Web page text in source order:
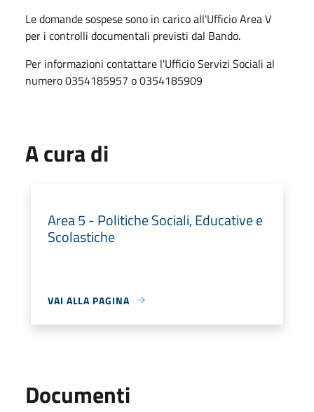
Le domande sospese sono in carico all'Ufficio Area V
per i controlli documentali previsti dal Bando.
Per informazioni contattare l'Ufficio Servizi Sociali al
numero 0354185957 o 0354185909
A cura di
Area 5 - Politiche Sociali, Educative e
Scolastiche
VAI ALLA PAGINA
Documenti